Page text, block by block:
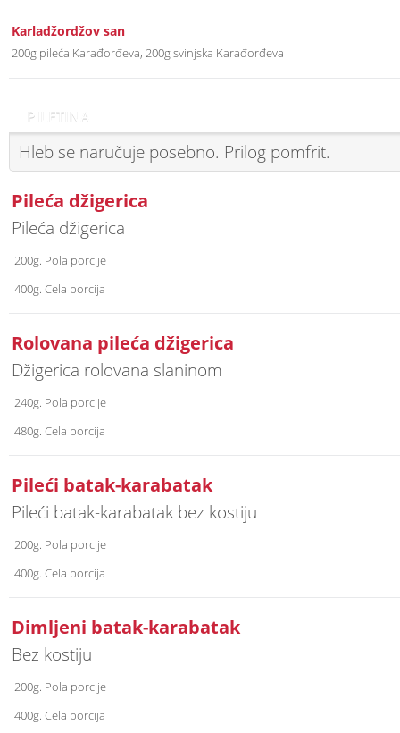
Karladžordžov san
200g pileća Karađorđeva, 200g svinjska Karađorđeva
PILETINA
Hleb se naručuje posebno. Prilog pomfrit.
Pileća džigerica
Pileća džigerica
200g. Pola porcije
400g. Cela porcija
Rolovana pileća džigerica
Džigerica rolovana slaninom
240g. Pola porcije
480g. Cela porcija
Pileći batak-karabatak
Pileći batak-karabatak bez kostiju
200g. Pola porcije
400g. Cela porcija
Dimljeni batak-karabatak
Bez kostiju
200g. Pola porcije
400g. Cela porcija